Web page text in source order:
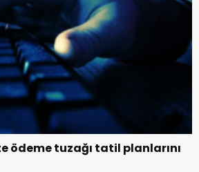
ödeme tuzağı tatil planlarını